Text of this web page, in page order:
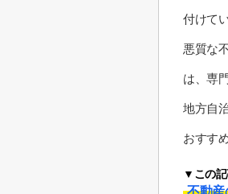
付けて
悪質な
は、専
地方自
おすす
▼この記
不動産